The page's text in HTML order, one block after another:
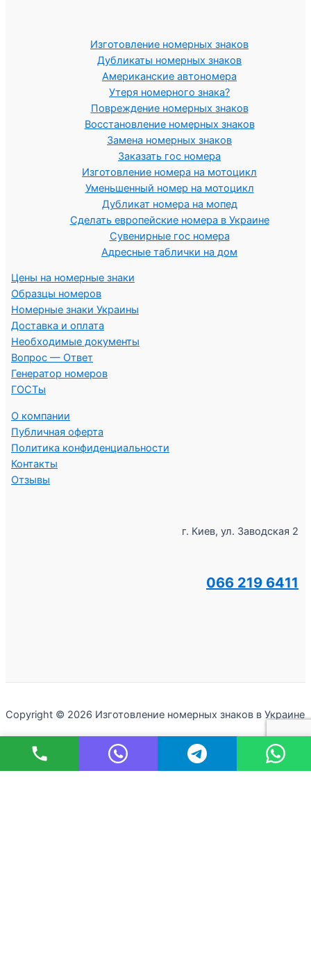
Изготовление номерных знаков
Дубликаты номерных знаков
Американские автономера
Утеря номерного знака?
Повреждение номерных знаков
Восстановление номерных знаков
Замена номерных знаков
Заказать гос номера
Изготовление номера на мотоцикл
Уменьшенный номер на мотоцикл
Дубликат номера на мопед
Сделать европейские номера в Украине
Сувенирные гос номера
Адресные таблички на дом
Цены на номерные знаки
Образцы номеров
Номерные знаки Украины
Доставка и оплата
Необходимые документы
Вопрос — Ответ
Генератор номеров
ГОСТы
О компании
Публичная оферта
Политика конфиденциальности
Контакты
Отзывы
г. Киев, ул. Заводская 2
066 219 6411
Copyright © 2026 Изготовление номерных знаков в Украине
Оставьте пожалуйста номер телефона и наши менеджеры